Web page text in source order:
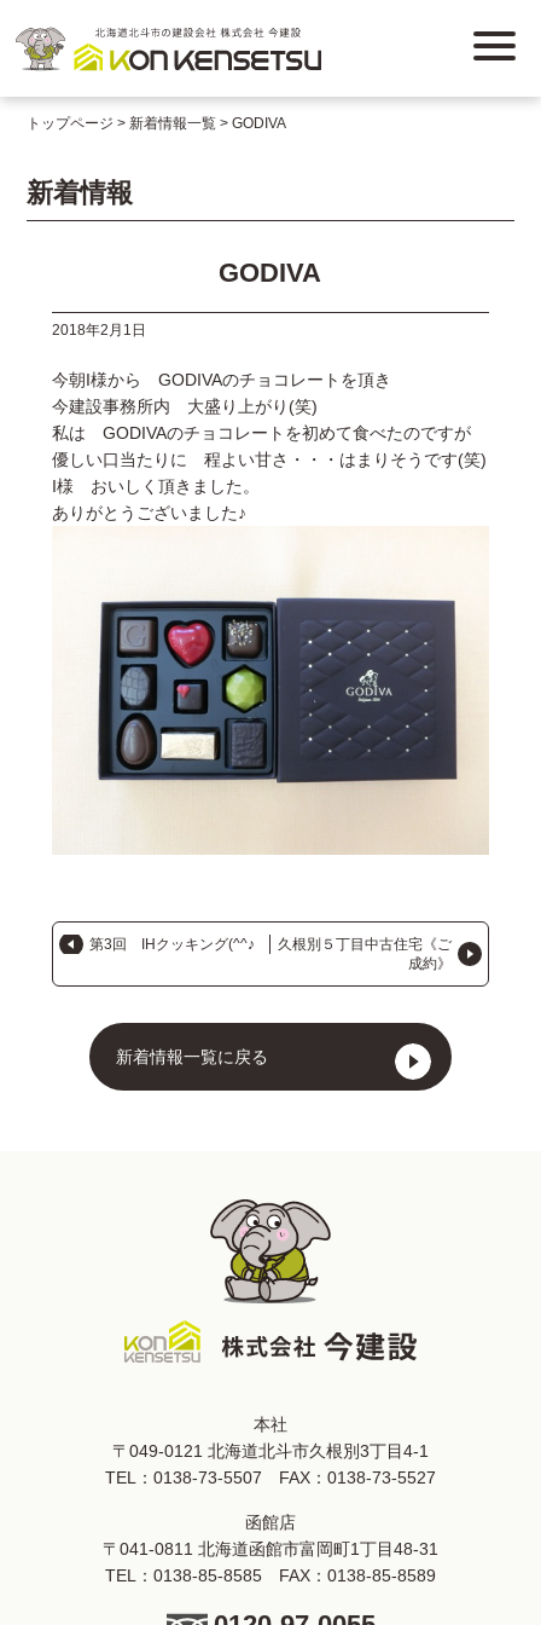
トップページ 新着情報一覧 GODIVA
新着情報
GODIVA
2018年2月1日
今朝I様から GODIVAのチョコレートを頂き
今建設事務所内 大盛り上がり(笑)
私は GODIVAのチョコレートを初めて食べたのですが
優しい口当たりに 程よい甘さ・・・はまりそうです(笑)
I様 おいしく頂きました。
ありがとうございました♪
第3回 IHクッキング(^^♪
久根別５丁目中古住宅《ご
成約》
新着情報一覧に戻る
本社
〒049-0121 北海道北斗市久根別3丁目4-1
TEL： 0138-73-5507 FAX：0138-73-5527
函館店
〒041-0811 北海道函館市富岡町1丁目48-31
TEL： 0138-85-8585 FAX：0138-85-8589